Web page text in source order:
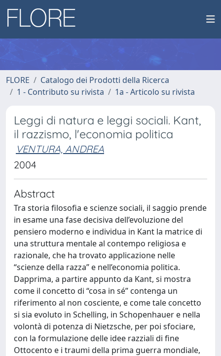
FLORE
Catalogo dei Prodotti della Ricerca
1 - Contributo su rivista
1a - Articolo su rivista
Leggi di natura e leggi sociali. Kant,
il razzismo, l'economia politica
VENTURA, ANDREA
2004
Abstract
Tra storia filosofia e scienze sociali, il saggio prende
in esame una fase decisiva dell’evoluzione del
pensiero moderno e individua in Kant la matrice di
una struttura mentale al contempo religiosa e
razionale, che ha trovato applicazione nelle
“scienze della razza” e nell’economia politica.
Dapprima, a partire appunto da Kant, si mostra
come il concetto di “cosa in sé” contenga un
riferimento al non cosciente, e come tale concetto
si sia evoluto in Schelling, in Schopenhauer e nella
volontà di potenza di Nietzsche, per poi sfociare,
con la formulazione delle idee razziali di fine
Ottocento e i traumi della prima guerra mondiale,